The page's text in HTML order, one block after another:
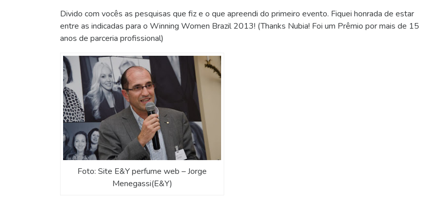
Divido com vocês as pesquisas que fiz e o que apreendi do primeiro evento. Fiquei honrada de estar
entre as indicadas para o Winning Women Brazil 2013! (Thanks Nubia! Foi um Prêmio por mais de 15
anos de parceria profissional)
Foto: Site E&Y perfume web – Jorge
Menegassi(E&Y)